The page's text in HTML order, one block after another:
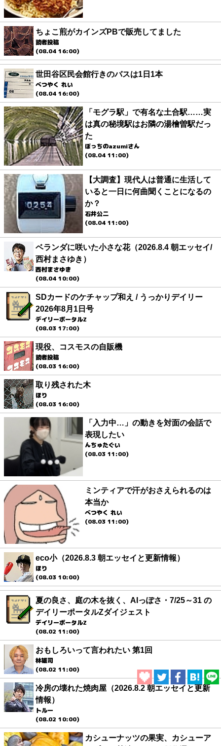
ちょこ煎がカインズPBで販売してました
読者投稿
(08.04 16:00)
世田谷区民会館行きのバスは1日1本
べつやく れい
(08.04 16:00)
「モグラ駅」で有名な土合駅……実
は真の秘境駅はお隣の湯檜曽駅だっ
た
ぼっちのazumiさん
(08.04 11:00)
【大調査】現代人は普通に生活して
いると一日に何曲聞くことになるの
か？
石井公二
(08.04 11:00)
ベランダに咲いた小さな花（2026.8.4 朝エッセイ/
西村まさゆき）
西村まさゆき
(08.04 10:00)
SDカードのケチャップ和え / うっかりデイリー
2026年8月1日号
デイリーポータルZ
(08.03 17:00)
現役、コスモスの自販機
読者投稿
(08.03 16:00)
取り残された木
ほり
(08.03 16:00)
「入力中…」の動きを対面の会話で
表現したい
んちゅたぐい
(08.03 11:00)
ミンティアで汗がおさえられるのは
本当か
べつやく れい
(08.03 11:00)
eco小（2026.8.3 朝エッセイと更新情報）
ほり
(08.03 10:00)
夏の良さ、庭の木を抜く、AIっぽさ・7/25～31 の
デイリーポータルZダイジェスト
デイリーポータルZ
(08.02 11:00)
おもしろいって言われたい 第1回
林雄司
(08.02 11:00)
冷房の壊れた焼肉屋（2026.8.2 朝エッセイと更新
情報）
トルー
(08.02 10:00)
カシューナッツの果実、カシューア